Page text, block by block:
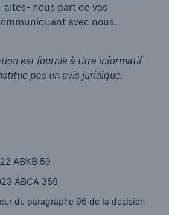
nous part de vos
avec nous.
est fournie à titre informatif
pas un avis juridique.
ABKB 59
ABCA 369
du paragraphe 96 de la décision